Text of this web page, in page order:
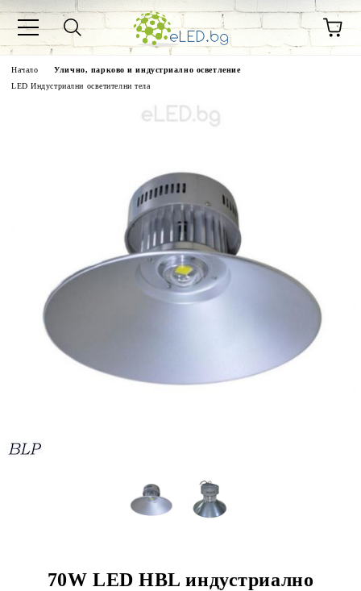
Начало
Улично, парково и индустриално осветление
LED Индустриални осветителни тела
70W LED HBL индустриално